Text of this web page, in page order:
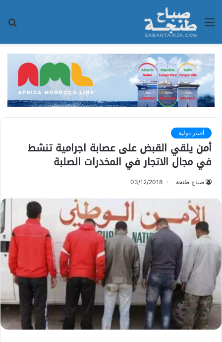
القائمة
أخبار دولية
أمن يلقي القبض على عصابة اجرامية تنشط
في مجال الاتجار في المخدرات الصلبة
صباح طنجة 03/12/2018